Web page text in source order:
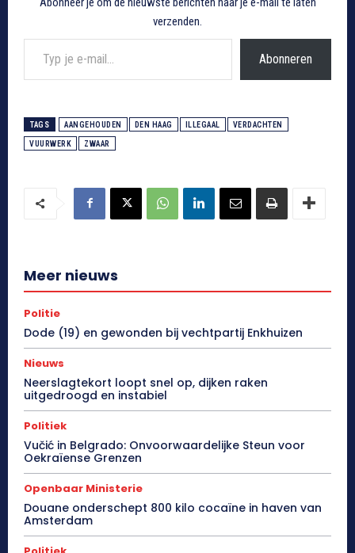
verzenden.
Typ je e-mail...
Abonneren
TAGS AANGEHOUDEN DEN HAAG ILLEGAAL VERDACHTEN
VUURWERK ZWAAR
Meer nieuws
Politie
Dode (19) en gewonden bij vechtpartij Enkhuizen
Nieuws
Neerslagtekort loopt snel op, dijken raken
uitgedroogd en instabiel
Politiek
Vučić in Belgrado: Onvoorwaardelijke Steun voor
Oekraïense Grenzen
Openbaar Ministerie
Douane onderschept 800 kilo cocaïne in haven van
Amsterdam